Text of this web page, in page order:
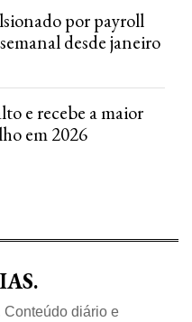
por payroll
desde janeiro
e recebe a maior
em 2026
Conteúdo diário e